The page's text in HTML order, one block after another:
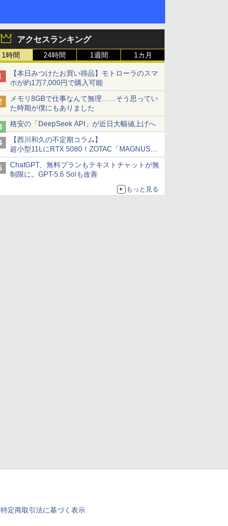
アクセスランキング
1時間 24時間 1週間 1カ月
【本日みつけたお買い得品】モトローラのスマ
ホが約1万7,000円で購入可能
メモリ8GBで仕事なんて無理……そう思ってい
た時期が僕にもありました
格安の「DeepSeek API」が近日大幅値上げへ
【西川和久の不定期コラム】
超小型11LにRTX 5080！ZOTAC「MAGNUS
ONE」最上位機の実力を探る
ChatGPT、無料プランもテキストチャットが無
制限に。GPT-5.6 Solも改善
もっと見る
特定商取引法に基づく表示